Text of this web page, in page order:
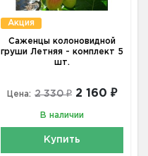
Акция
Саженцы колоновидной
груши Летняя - комплект 5
шт.
Цена: 2 330 ₽ 2 160 ₽
В наличии
Купить